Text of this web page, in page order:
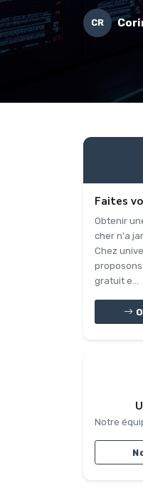
CR
Faites
Obtenir
cher n'a
Chez
gratuit e...
Notre